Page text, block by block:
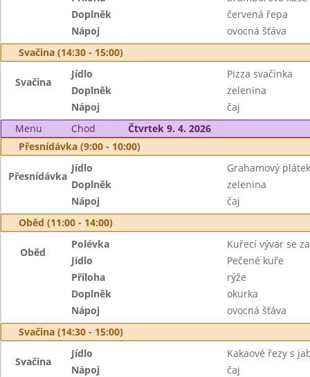
Doplněk
červená řepa
Nápoj
ovocná šťáva
Svačina (14:30 - 15:00)
Svačina
Jídlo
Pizza svačinka
Doplněk
zelenina
Nápoj
čaj
Menu
Chod
Čtvrtek 9. 4. 2026
Přesnídávka (9:00 - 10:00)
Přesnídávka
Jídlo
Grahamový
Doplněk
zelenina
Nápoj
čaj
Oběd (11:00 - 14:00)
Oběd
Polévka
Kuřecí vývar se
Jídlo
Pečené kuře
Příloha
rýže
Doplněk
okurka
Nápoj
ovocná šťáva
Svačina (14:30 - 15:00)
Svačina
Jídlo
Kakaové řezy s
Nápoj
čaj